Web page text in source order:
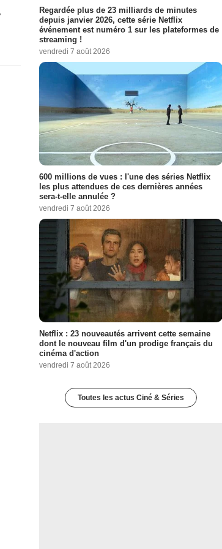
Regardée plus de 23 milliards de minutes
depuis janvier 2026, cette série Netflix
événement est numéro 1 sur les plateformes de
streaming !
vendredi 7 août 2026
600 millions de vues : l'une des séries Netflix
les plus attendues de ces dernières années
sera-t-elle annulée ?
vendredi 7 août 2026
Netflix : 23 nouveautés arrivent cette semaine
dont le nouveau film d'un prodige français du
cinéma d'action
vendredi 7 août 2026
Toutes les actus Ciné & Séries